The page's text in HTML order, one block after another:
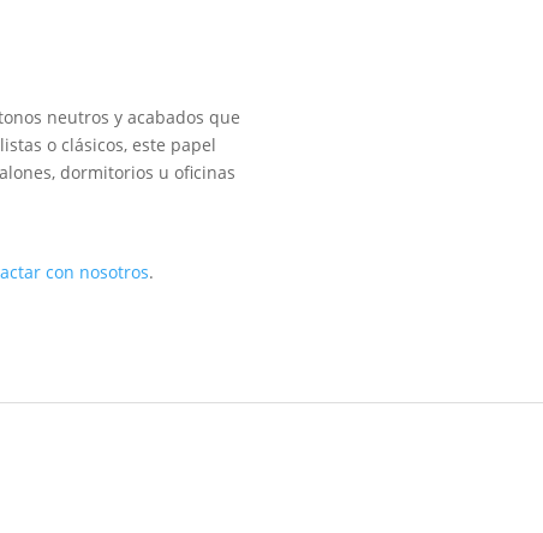
neutros y acabados que
o clásicos, este papel
dormitorios u oficinas
con nosotros.